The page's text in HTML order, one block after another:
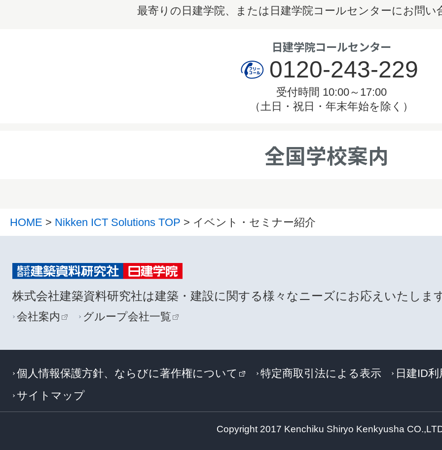
最寄りの日建学院、または日建学院コールセンターにお問い
日建学院コールセンター
0120-243-229
受付時間 10:00～17:00
（土日・祝日・年末年始を除く）
全国学校案内
HOME > Nikken ICT Solutions TOP > イベント・セミナー紹介
株式会社建築資料研究社は建築・建設に関する様々なニーズにお応えいたしま
会社案内 グループ会社一覧
個人情報保護方針、ならびに著作権について 特定商取引法による表示
日建ID
サイトマップ
Copyright 2017 Kenchiku Shiryo Kenkyusha